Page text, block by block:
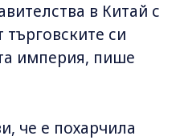
в Китай с
си
империя, пише
че е похарчила